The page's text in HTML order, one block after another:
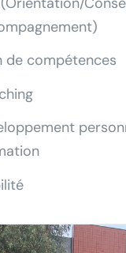
de compétences